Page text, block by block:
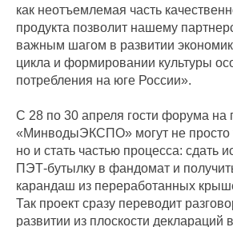
как неотъемлемая часть
продукта позволит нашему
важным шагом в развитии
цикла и формировании культуры
потребления на юге России».
С 28 по 30 апреля гости форума на
«МинводыЭКСПО» могут не просто
но и стать частью процесса: сдать
ПЭТ-бутылку в фандомат и
карандаш из переработанных
Так проект сразу переводит
развитии из плоскости деклараций